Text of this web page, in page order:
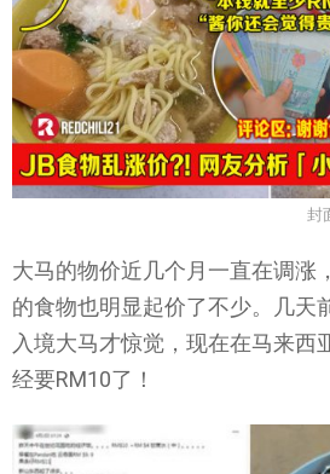
封
大马的物价近几个月一直在调涨
的食物也明显起价了不少。几天
入境大马才惊觉，现在在马来西
经要RM10了！